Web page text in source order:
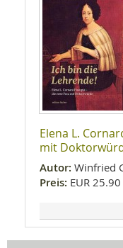
Elena L.
mit
Autor: Winfried
Preis: EUR 25.90